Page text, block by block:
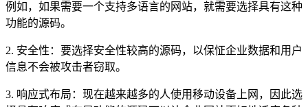
例如，如果需要一个支持多语言的网站，就需要选择具有这种
功能的源码。
2. 安全性：要选择安全性较高的源码，以保怔企业数据和用户
信息不会被攻击者窃取。
3. 响应式布局：现在越来越多的人使用移动设备上网，因此选